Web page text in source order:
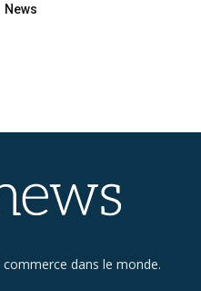
News
dans le monde.